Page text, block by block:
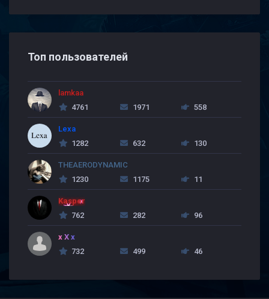
Топ пользователей
lamkaa
4761
1971 558
Lexa
1282
632 130
THEAERODYNAMIC
1230
1175 11
Kasper
762
282 96
x X x
732
499 46